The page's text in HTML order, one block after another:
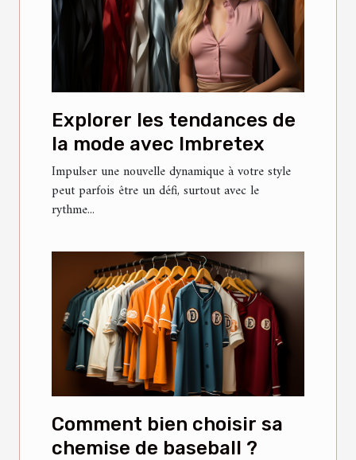
Explorer les tendances de
la mode avec Imbretex
Impulser une nouvelle dynamique à votre style
peut parfois être un défi, surtout avec le
rythme...
Comment bien choisir sa
chemise de baseball ?